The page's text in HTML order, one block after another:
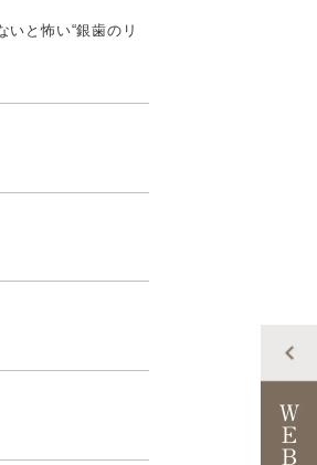
いと怖い“銀歯のリ